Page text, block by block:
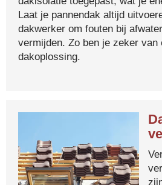
Laat je pannendak altijd
dakwerker om fouten bij
vermijden. Zo ben je zeker van
dakoplossing.